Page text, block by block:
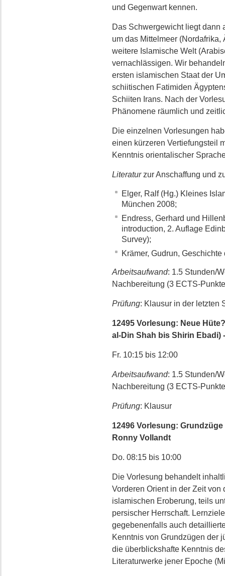
und Gegenwart kennen.
Das Schwergewicht liegt dann
um das Mittelmeer
weitere Islamische Welt
vernachlässigen. Wir
ersten islamischen Staat der
schiitischen Fatimiden
Schiiten Irans. Nach der
Phänomene räumlich und
Die einzelnen Vorlesungen
einen kürzeren Vertiefungsteil
Kenntnis orientalischer
Literaturzur Anschaffung und
Elger, Ralf (Hg.) Kleines
München 2008;
Endress, Gerhard und
introduction, 2. Auflage
Survey);
Krämer, Gudrun,
Arbeitsaufwand: 1.5 Stunden/
Nachbereitung (3 ECTS-
Prüfung: Klausur in der letzten
12495 Vorlesung: Neue
al-Din Shah bis Shirin Ebadi)
Fr. 10:15 bis 12:00
Arbeitsaufwand: 1.5 Stunden/
Nachbereitung (3 ECTS-
Prüfung: Klausur
12496 Vorlesung:
Ronny Vollandt
Do. 08:15 bis 10:00
Die Vorlesung behandelt
Vorderen Orient in der Zeit von
islamischen Eroberung, teils
persischer Herrschaft.
gegebenenfalls auch
Kenntnis von Grundzügen der
die überblickshafte Kenntnis
Literaturwerke jener Epoche